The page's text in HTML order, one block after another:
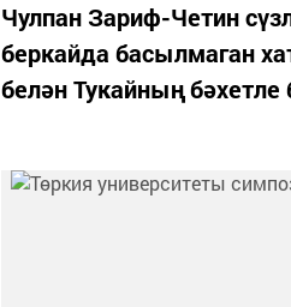
Чулпан Зариф-Четин
беркайда басылмаган
белән Тукайның